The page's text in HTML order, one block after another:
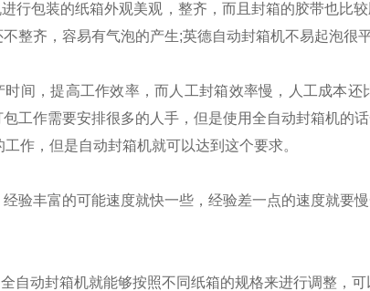
包装的纸箱外观美观，整齐，而且封箱的胶带也比
整齐，容易有气泡的产生;英德自动封箱机不易起泡很
，提高工作效率，而人工封箱效率慢，人工成本还
工作需要安排很多的人手，但是使用全自动封箱机的
作，但是自动封箱机就可以达到这个要求。
丰富的可能速度就快一些，经验差一点的速度就要
动封箱机就能够按照不同纸箱的规格来进行调整，可